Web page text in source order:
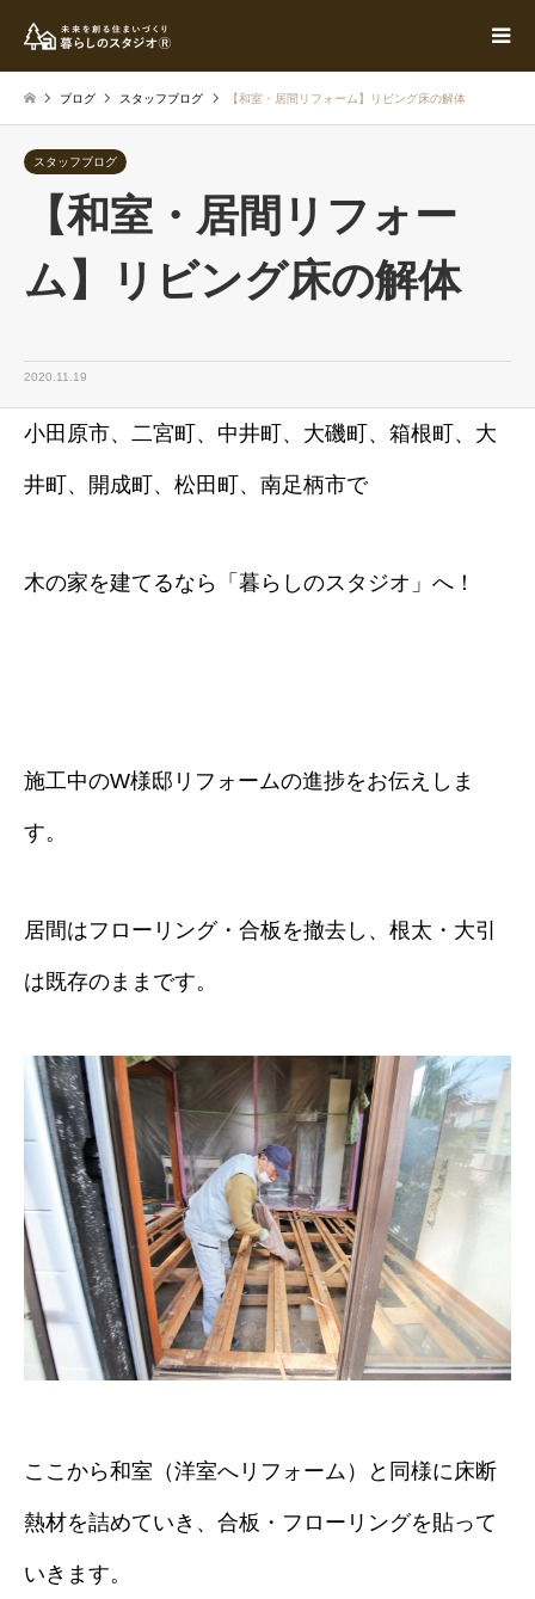
ブログ スタッフブログ 【和室・居間リフォーム】リビング床の解体
スタッフブログ
【和室・居間リフォー
ム】リビング床の解体
2020.11.19
小田原市、二宮町、中井町、大磯町、箱根町、大
井町、開成町、松田町、南足柄市で
木の家を建てるなら「暮らしのスタジオ」へ！
施工中のW様邸リフォームの進捗をお伝えしま
す。
居間はフローリング・合板を撤去し、根太・大引
は既存のままです。
ここから和室（洋室へリフォーム）と同様に床断
熱材を詰めていき、合板・フローリングを貼って
いきます。